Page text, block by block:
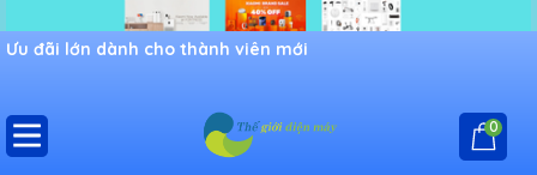
Ưu đãi lớn dành cho thành viên mới
0